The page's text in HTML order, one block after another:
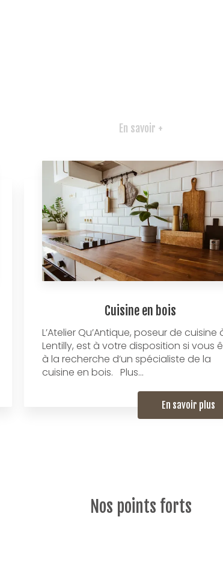
En savoir +
Cuisine en bois
L’Atelier Qu’Antique, poseur de cuisine
Lentilly, est à votre disposition si vous
à la recherche d’un spécialiste de la
cuisine en bois. Plus...
En savoir plus
Nos points forts